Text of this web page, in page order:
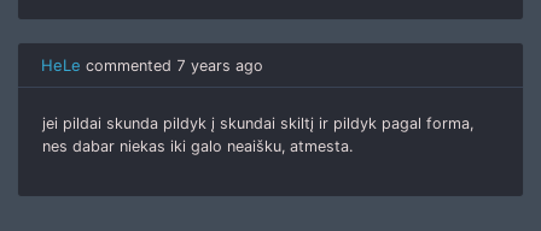
HeLe commented 7 years ago
jei pildai skunda pildyk į skundai skiltį ir pildyk pagal forma,
nes dabar niekas iki galo neaišku, atmesta.